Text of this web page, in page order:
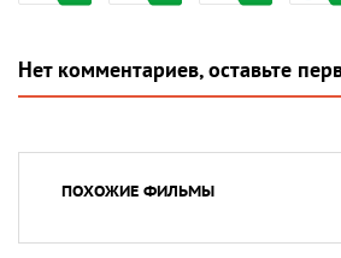
Нет комментариев, оставьте
ПОХОЖИЕ ФИЛЬМЫ